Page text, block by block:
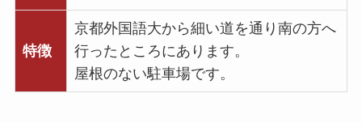
特徴
京都外国語大から細い道を通り南の方へ
行ったところにあります。
屋根のない駐車場です。